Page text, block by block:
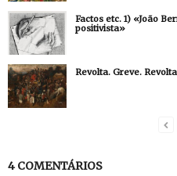
Factos etc. 1) «João
positivista»
Revolta. Greve.
4 COMENTÁRIOS